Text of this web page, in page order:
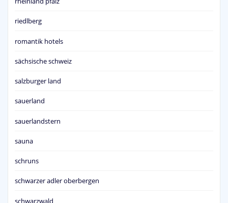
riedlberg
romantik hotels
sächsische schweiz
salzburger land
sauerland
sauerlandstern
sauna
schruns
schwarzer adler oberbergen
schwarzwald